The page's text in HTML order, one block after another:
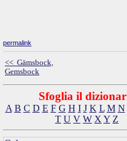
permalink
<< Gämsbock,
Gemsbock
Sfoglia il
A B C D E F G H I J K L M N
T U V W X Y Z